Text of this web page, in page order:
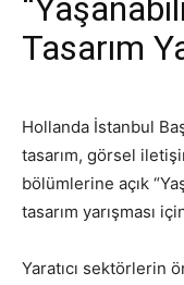
Tasarım
Hollanda İstanbul
tasarım, görsel
bölümlerine açık
tasarım yarışması
Yaratıcı sektörlerin